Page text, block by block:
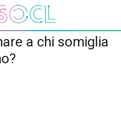
a chi somiglia